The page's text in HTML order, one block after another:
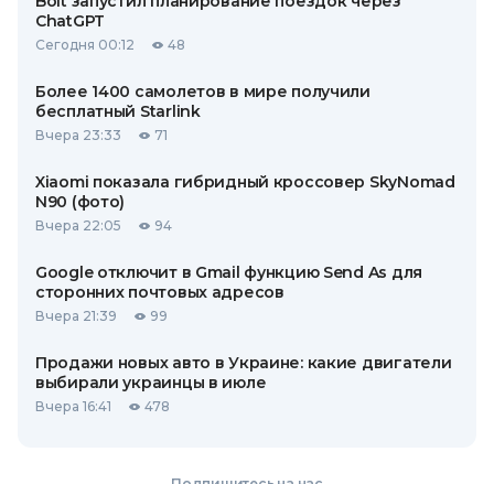
ChatGPT
Сегодня 00:12 48
Более 1400 самолетов в мире получили
бесплатный Starlink
Вчера 23:33 71
Xiaomi показала гибридный кроссовер SkyNomad
N90 (фото)
Вчера 22:05 94
Google отключит в Gmail функцию Send As для
сторонних почтовых адресов
Вчера 21:39 99
Продажи новых авто в Украине: какие двигатели
выбирали украинцы в июле
Вчера 16:41 478